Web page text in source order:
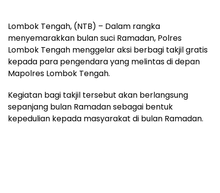
Lombok Tengah, (NTB) – Dalam rangka
menyemarakkan bulan suci Ramadan, Polres
Lombok Tengah menggelar aksi berbagi takjil gratis
kepada para pengendara yang melintas di depan
Mapolres Lombok Tengah.
Kegiatan bagi takjil tersebut akan berlangsung
sepanjang bulan Ramadan sebagai bentuk
kepedulian kepada masyarakat di bulan Ramadan.